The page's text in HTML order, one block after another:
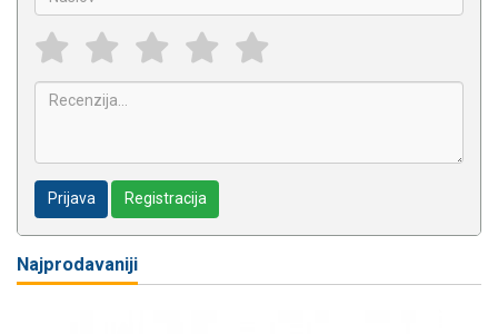
Prijava Registracija
Najprodavaniji